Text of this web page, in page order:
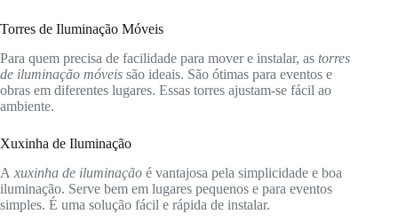
Torres de Iluminação Móveis
Para quem precisa de facilidade para mover e instalar, as torres
de iluminação móveis são ideais. São ótimas para eventos e
obras em diferentes lugares. Essas torres ajustam-se fácil ao
ambiente.
Xuxinha de Iluminação
A xuxinha de iluminação é vantajosa pela simplicidade e boa
iluminação. Serve bem em lugares pequenos e para eventos
simples. É uma solução fácil e rápida de instalar.